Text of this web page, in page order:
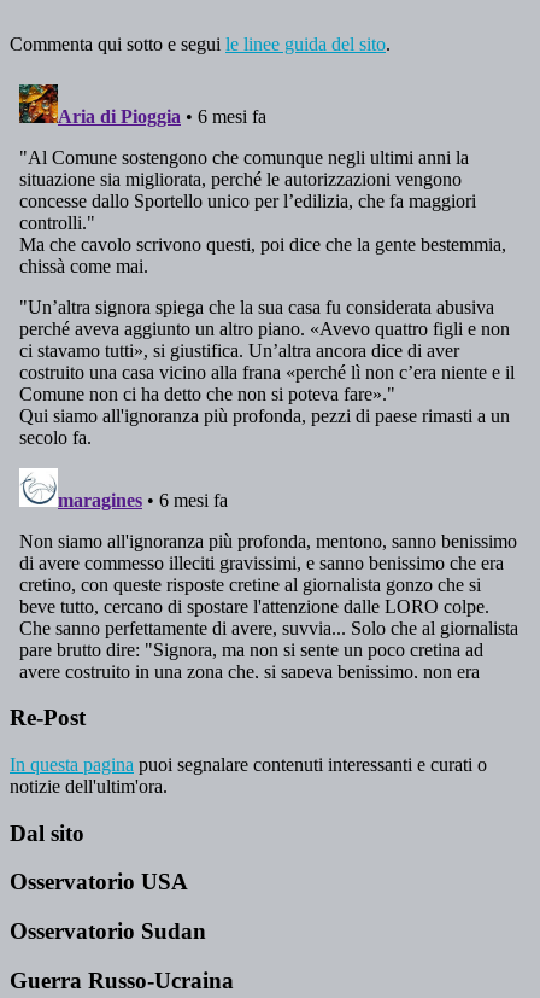
Commenta qui sotto e segui le linee guida del sito.
Re-Post
In questa pagina puoi segnalare contenuti interessanti e curati o
notizie dell'ultim'ora.
Dal sito
Osservatorio USA
Osservatorio Sudan
Guerra Russo-Ucraina